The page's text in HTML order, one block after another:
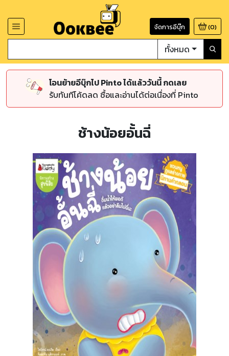
จัดการอีบุ๊ก (0)
ทั้งหมด
โอนย้ายอีบุ๊กไป Pinto ได้แล้ววันนี้ กดเลย
รับทันทีโค้ดลด ซื้อและอ่านได้ต่อเนื่องที่ Pinto
ช้างน้อยอั้นฉี่